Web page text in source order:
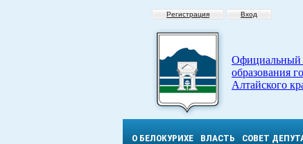
Регистрация Вход
Официальный
образования
Алтайского
О БЕЛОКУРИХЕ ВЛАСТЬ СОВЕТ